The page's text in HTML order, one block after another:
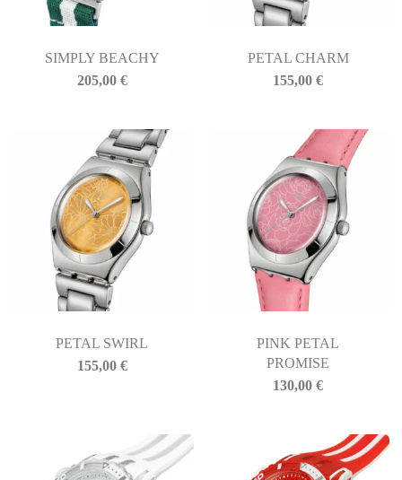
SIMPLY BEACHY
205,00 €
PETAL CHARM
155,00€
PETAL SWIRL
155,00 €
PINK PETAL
PROMISE
130,00€